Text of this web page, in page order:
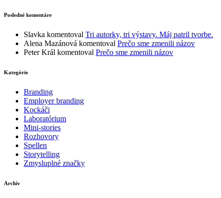
Posledné komentáre
Slavka komentoval Tri autorky, tri výstavy. Máj patril tvorbe.
Alena Mazánová komentoval Prečo sme zmenili názov
Peter Král komentoval Prečo sme zmenili názov
Kategórie
Branding
Employer branding
Kockáči
Laboratórium
Mini-stories
Rozhovory
Spellen
Storytelling
Zmysluplné značky
Archív